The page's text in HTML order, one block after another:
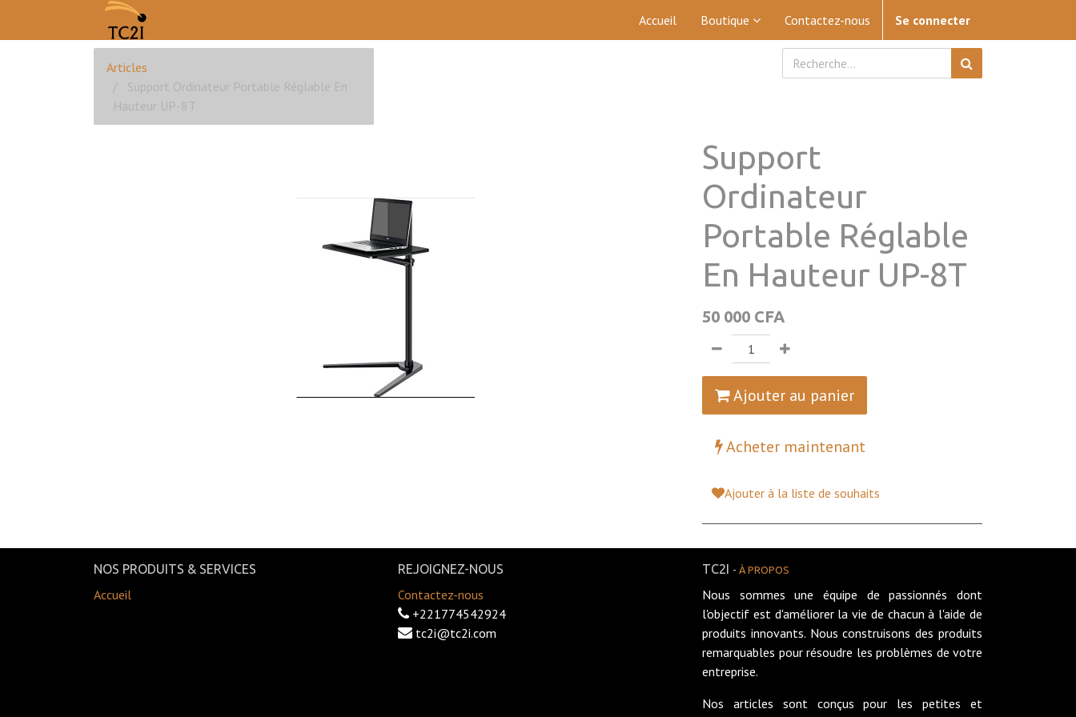
Accueil Boutique Contactez-nous Se connecter
Articles
Support Ordinateur Portable Réglable En
Hauteur UP-8T
Support
Ordinateur
Portable Réglable
En Hauteur UP-8T
50 000 CFA
Ajouter au panier
Acheter maintenant
Ajouter à la liste de souhaits
NOS PRODUITS & SERVICES
Accueil
REJOIGNEZ-NOUS
Contactez-nous
+221774542924
tc2i@tc2i.com
TC2I - À PROPOS
Nous sommes une équipe de passionnés dont
l'objectif est d'améliorer la vie de chacun à l'aide de
produits innovants. Nous construisons des produits
remarquables pour résoudre les problèmes de votre
entreprise.
Nos articles sont conçus pour les petites et